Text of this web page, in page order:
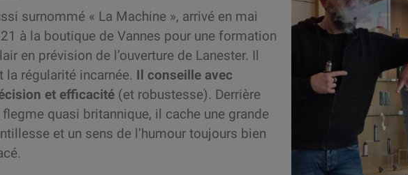
surnommé « La Machine », arrivé en mai
à la boutique de Vannes pour une formation
en prévision de l’ouverture de Lanester. Il
la régularité incarnée. Il conseille avec
et efficacité (et robustesse). Derrière
flegme quasi britannique, il cache une grande
et un sens de l’humour toujours bien